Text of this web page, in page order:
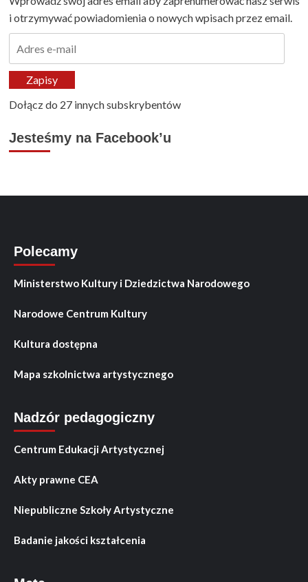
i otrzymywać powiadomienia o nowych wpisach przez email.
mailZapisy
Dołącz do 27 innych subskrybentów
Jesteśmy na Facebook’u
Polecamy
Ministerstwo Kultury i Dziedzictwa Narodowego
Narodowe Centrum Kultury
Kultura dostępna
Mapa szkolnictwa artystycznego
Nadzór pedagogiczny
Centrum Edukacji Artystycznej
Akty prawne CEA
Niepubliczne Szkoły Artystyczne
Badanie jakości kształcenia